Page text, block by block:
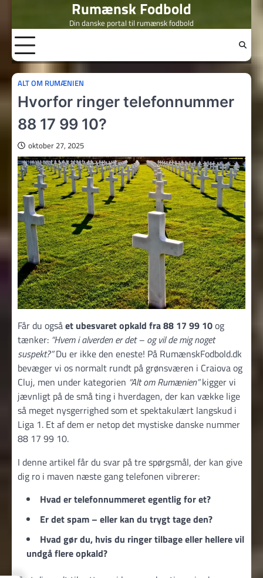
content
Rumænsk Fodbold
Din danske portal til rumænsk fodbold
ALT OM RUMÆNIEN
Hvorfor ringer telefonnummer
88 17 99 10?
oktober 27, 2025
Får du ogsået ubesvaret opkald fra 88 17 99 10og
tænker: “Hvem i alverden er det – og vil de mig noget
suspekt?”Du er ikke den eneste! På RumænskFodbold.dk
bevæger vi os normalt rundt på grønsværen i Craiova og
Cluj, men under kategorien “Alt om Rumænien”kigger vi
jævnligt på de små ting i hverdagen, der kan vække lige
så meget nysgerrighed som et spektakulært langskud i
Liga 1. Et af dem er netop det mystiske danske nummer
88 17 99 10.
I denne artikel får du svar på tre spørgsmål, der kan give
dig ro i maven næste gang telefonen vibrerer:
Hvad er telefonnummeret egentlig for et?
Er det spam – eller kan du trygt tage den?
Hvad gør du, hvis du ringer tilbage eller hellere vil
undgå flere opkald?